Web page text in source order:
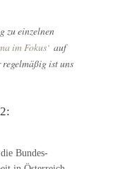
zu einzelnen
im Fokus‘ auf
regelmäßig ist uns
Bundes-